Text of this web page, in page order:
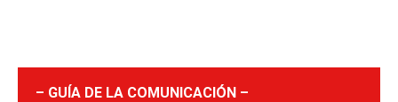
– GUÍA DE LA COMUNICACIÓN –